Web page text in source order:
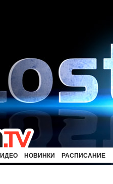
НОВИНКИ РАСПИСАНИЕ